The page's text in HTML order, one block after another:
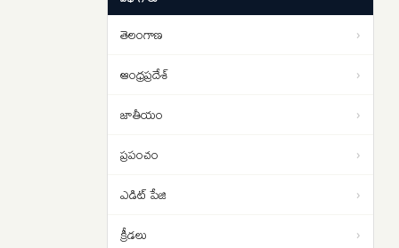
తెరవాలంటే ఇరాన్‌తో ట్రంప్ రాజీ
పడాల్సిందే
ఇరాన్ యుద్ధం నుంచి బయటపడదాం..
ట్రంప్‌కు సెంట్కామ్ అధిపతి డాన్ కెయిన్
తెలంగాణ ›
ఆంధ్రప్రదేశ్ ›
జాతీయం ›
ప్రపంచం ›
ఎడిట్ పేజి ›
క్రీడలు ›